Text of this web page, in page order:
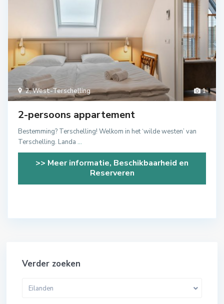
1
2,West-Terschelling
2-persoons appartement
Bestemming? Terschelling! Welkom in het ‘wilde westen’ van
Terschelling. Landa ...
>> Meer informatie, Beschikbaarheid en
Reserveren
Verder zoeken
Eilanden